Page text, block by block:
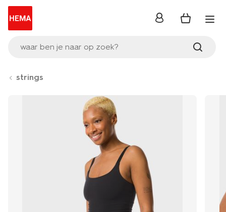
waar ben je naar op zoek?
inloggen
strings